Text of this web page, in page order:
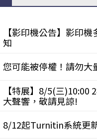
【影印機公告】影印
知
您可能被停權！請勿大
【特展】8/5(三)10:00
大聲響，敬請見諒!
8/12起Turnitin系統更